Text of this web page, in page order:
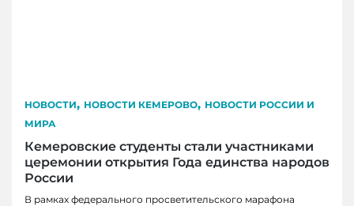
НОВОСТИ, НОВОСТИ КЕМЕРОВО, НОВОСТИ РОССИИ И
МИРА
Кемеровские студенты стали участниками
церемонии открытия Года единства народов
России
В рамках федерального просветительского марафона